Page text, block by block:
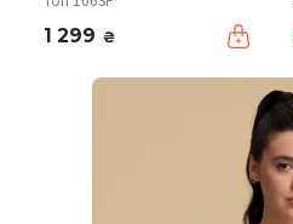
1 299 ₴